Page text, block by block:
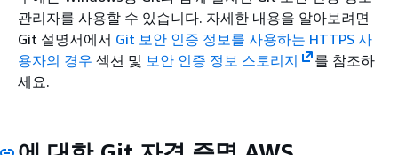
관리자를 사용할 수 있습니다. 자세한 내용을 알아보려면
Git 설명서에서 Git 보안 인증 정보를 사용하는 HTTPS 사
용자의 경우 섹션 및 보안 인증 정보 스토리지
를 참조하
세요.